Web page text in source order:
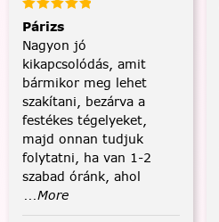
Párizs
Nagyon jó
kikapcsolódás, amit
bármikor meg lehet
szakítani, bezárva a
festékes tégelyeket,
majd onnan tudjuk
folytatni, ha van 1-2
szabad óránk, ahol
...More